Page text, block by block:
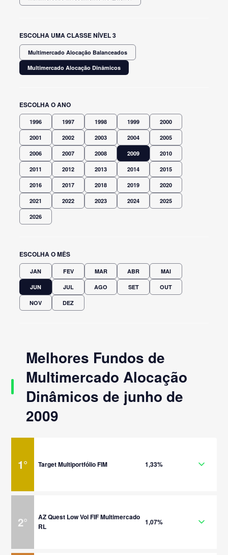
ESCOLHA UMA CLASSE NÍVEL 3
Multimercado Alocação Balanceados
Multimercado Alocação Dinâmicos
ESCOLHA O ANO
1996 1997 1998 1999 2000
2001 2002 2003 2004 2005
2006 2007 2008 2009 2010
2011 2012 2013 2014 2015
2016 2017 2018 2019 2020
2021 2022 2023 2024 2025
2026
ESCOLHA O MÊS
JAN FEV MAR ABR MAI
JUN JUL AGO SET OUT
NOV DEZ
Melhores Fundos de
Multimercado Alocação
Dinâmicos de junho de
2009
1° Target Multiportfólio FIM 1,33%
2°
AZ Quest Low Vol FIF Multimercado
RL
1,07%